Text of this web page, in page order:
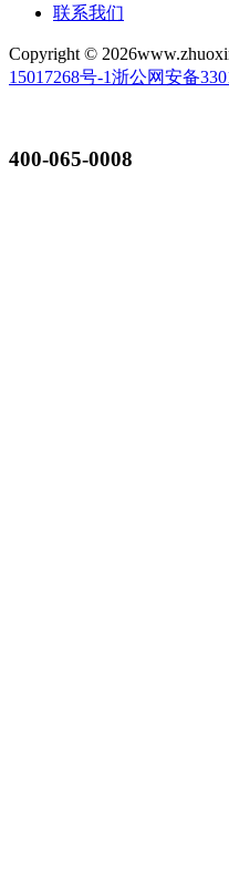
联系我们
Copyright ©
15017268号-1浙公网安备
400-065-0008